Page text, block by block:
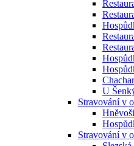
U
Stravování v
Stravování v